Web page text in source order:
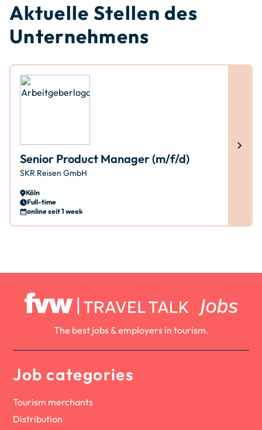
Aktuelle Stellen des
Unternehmens
Senior Product Manager (m/f/d)
SKR Reisen GmbH
Köln
Full-time
online seit 1 week
The best jobs & employers in tourism.
Job categories
Tourism merchants
Distribution